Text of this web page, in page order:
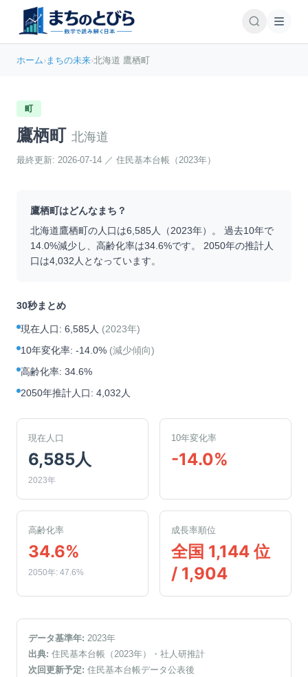
ホーム›まちの未来›北海道 鷹栖町
町
鷹栖町 北海道
最終更新: 2026-07-14 ／ 住民基本台帳（2023年）
鷹栖町はどんなまち？
北海道鷹栖町の人口は6,585人（2023年）。 過去10年で
14.0%減少し、高齢化率は34.6%です。 2050年の推計人
口は4,032 人となっています。
30秒まとめ
現在人口: 6,585人 (2023年)
10年変化率: -14.0% (減少傾向)
高齢化率: 34.6%
2050年推計人口: 4,032人
現在人口
6,585人
2023年
10年変化率
-14.0%
高齢化率
34.6%
2050年: 47.6%
成長率順位
全国 1,144 位
/ 1,904
データ基準年: 2023年
出典: 住民基本台帳（2023年）
・社人研推計
次回更新予定: 住民基本台帳データ公表後